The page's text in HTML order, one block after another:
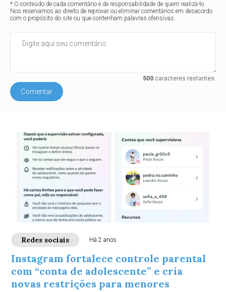
* O conteúdo de cada comentário é de responsabilidade de quem realizá-lo.
Nos reservamos ao direito de reprovar ou eliminar comentários em desacordo
com o propósito do site ou que contenham palavras ofensivas.
500caracteres restantes.
Comentar
Redes sociais Há 2 anos
Instagram fortalece controle parental
com “conta de adolescente” e cria
novas restrições para menores